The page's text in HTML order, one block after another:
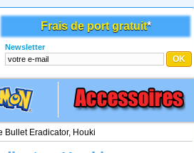
Bullet Eradicator, Houki
Frais de port gratuit*
Newsletter